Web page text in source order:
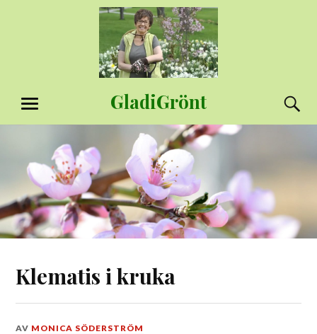
GladiGrönt
MENY
Klematis i kruka
DEN
AV MONICA SÖDERSTRÖM